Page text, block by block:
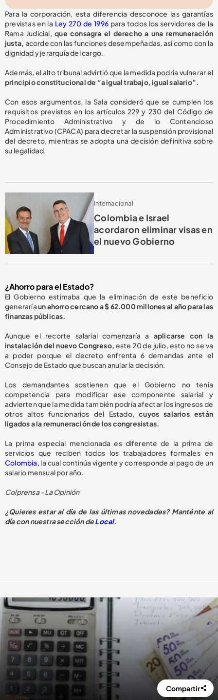
Para la corporación, esta diferencia desconoce las garantías
previstas en la Ley 270 de 1996 para todos los servidores de la
Rama Judicial,que consagra el derecho a una remuneración
justa, acorde con las funciones desempeñadas, así como con la
dignidad y jerarquía del cargo.
Además, el alto tribunal advirtió que la medida podría vulnerar el
principio constitucional de “a igual trabajo, igual salario”.
Con esos argumentos, la Sala consideró que se cumplen los
requisitos previstos en los artículos 229 y 230 del Código de
Procedimiento Administrativo y de lo Contencioso
Administrativo (CPACA) para decretar la suspensión provisional
del decreto, mientras se adopta una decisión definitiva sobre
su legalidad.
Internacional
Colombia e Israel
acordaron eliminar visas en
el nuevo Gobierno
¿Ahorro para el Estado?
El Gobierno estimaba que la eliminación de este beneficio
generaríaun ahorro cercano a $ 62.000 millones al año para las
finanzas públicas.
Aunque el recorte salarial comenzaría a aplicarse con la
instalación del nuevo Congreso, este 20 de julio, esto no se va
a poder porque el decreto enfrenta 6 demandas ante el
Consejo de Estado que buscan anular la decisión.
Los demandantes sostienen que el Gobierno no tenía
competencia para modificar ese componente salarial y
advierten que la medida también podría afectar los ingresos de
otros altos funcionarios del Estado,cuyos salarios están
ligados a la remuneración de los congresistas.
La prima especial mencionada es diferente de la prima de
servicios que reciben todos los trabajadores formales en
Colombia, la cual continúa vigente y corresponde al pago de un
salario mensual por año.
Colprensa - La Opinión
¿Quieres estar al día de las últimas novedades? Manténte al
día con nuestra sección deLocal.
Compartir